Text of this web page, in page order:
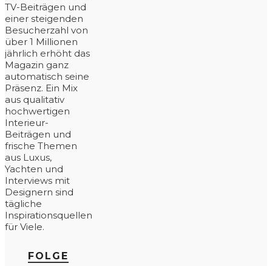
TV-Beiträgen und
einer steigenden
Besucherzahl von
über 1 Millionen
jährlich erhöht das
Magazin ganz
automatisch seine
Präsenz. Ein Mix
aus qualitativ
hochwertigen
Interieur-
Beiträgen und
frische Themen
aus Luxus,
Yachten und
Interviews mit
Designern sind
tägliche
Inspirationsquellen
für Viele.
FOLGE